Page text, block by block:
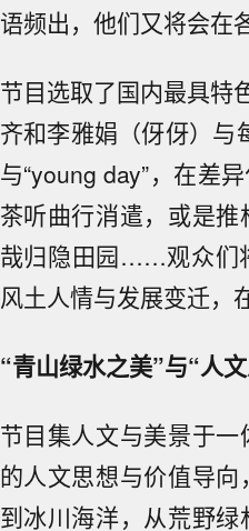
语频出，他们又将会在
节目选取了国内最具特
齐和李雅娟（伢伢）与
与“young day”，在差
茶听曲行消遣，或是
哉归隐田园……观众们
风土人情与发展变迁，
“青山绿水之美”与“人
节目集人文与美景于
的人文思想与价值导
到冰川海洋，从荒野